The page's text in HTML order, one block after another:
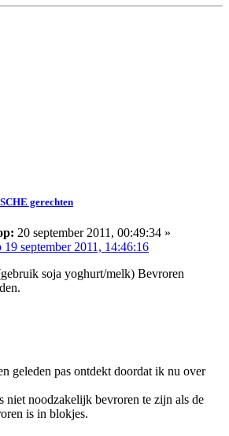
gerechten
20 september 2011, 00:49:34 »
september 2011, 14:46:16
soja yoghurt/melk) Bevroren
geleden pas ontdekt doordat ik nu over
niet noodzakelijk bevroren te zijn als de
is in blokjes.